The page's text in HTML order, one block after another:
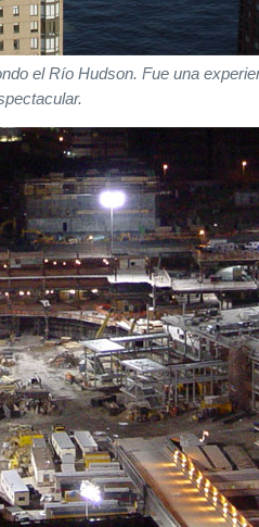
el Río Hudson. Fue una